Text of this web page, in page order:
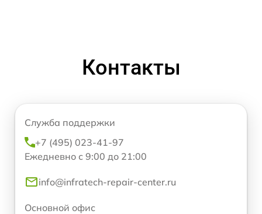
Контакты
Служба поддержки
+7 (495) 023-41-97
Ежедневно с 9:00 до 21:00
info@infratech-repair-center.ru
Основной офис